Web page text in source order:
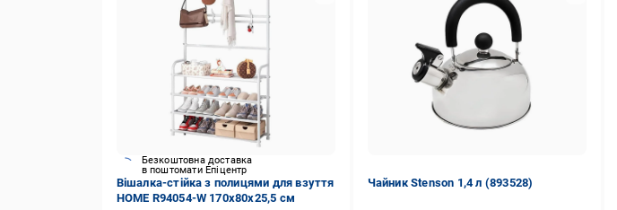
Безкоштовна доставка
в поштомати Епіцентр
Вішалка-стійка з полицями для взуття
HOME R94054-W 170х80х25,5 см
Чайник Stenson 1,4 л (893528)